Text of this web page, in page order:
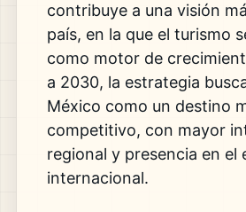
contribuye a una visión
país, en la que el turismo
como motor de
a 2030, la estrategia
México como un destino
competitivo, con mayor
regional y presencia en el
internacional.